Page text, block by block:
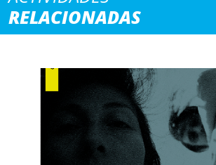
RELACIONADAS